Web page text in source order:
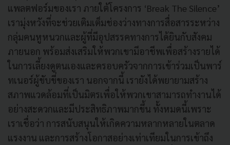
แพลตฟอร์มของเรา ภายใต้โครงการ ‘Break The Silence’
เรามุ่งหวังที่จะช่วยเติมเต็มช่องว่างทางการสื่อสารระหว่าง
กลุ่มคนหูหนวกและผู้ที่มีอุปสรรคทางการได้ยินกับสังคม
ภายนอก พร้อมส่งเสริมให้พวกเขามีอาชีพเพื่อสร้างรายได้
ในการเลี้ยงดูตนเองและครอบครัวจากการเข้าร่วมเป็นพาร์
ทเนอร์ผู้ขับขี่ของเรา นอกจากนี้ เรายังได้พยายามสร้าง
สภาพแวดล้อมที่เป็นมิตรเพื่อให้พวกเขาสามารถทำงานได้
อย่างสะดวกและมีประสิทธิภาพมากขึ้น ทั้งหมดนี้เพราะ
เราเชื่อว่า การสนับสนุนให้เกิดความหลากหลายในตลาด
แรงงาน และการสร้างโอกาสอย่างเท่าเทียมในการเข้าถึง